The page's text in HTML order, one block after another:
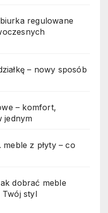
regulowane
– nowy sposób
– komfort,
jednym
z płyty – co
dobrać meble
styl